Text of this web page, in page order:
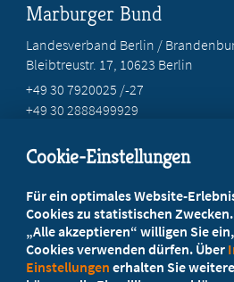
Marburger Bund
Landesverband Berlin /
Bleibtreustr. 17, 10623 Berlin
+49 30 7920025 /-27
+49 30 2888499929
Ihr Landesverband berät Sie!
Ansprechpartner
Cookie-Einstellungen
Für ein optimales Website-
Cookies zu statistischen
„Alle akzeptieren“ willigen Sie
Cookies verwenden dürfen. Über
Einstellungen erhalten Sie